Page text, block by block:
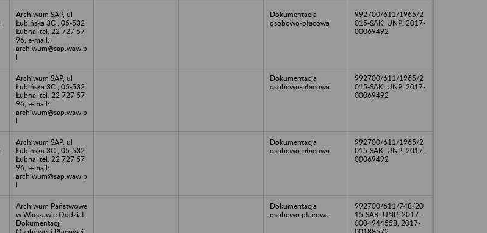
Archiwum SAP, ul
Łubińska 3C , 05-532
Łubna, tel. 22 727 57
96, e-mail:
archiwum@sap.waw.p
l
Dokumentacja
osobowo-płacowa
992700/611/1965/2
015-SAK; UNP: 2017-
00069492
Archiwum SAP, ul
Łubińska 3C , 05-532
Łubna, tel. 22 727 57
96, e-mail:
archiwum@sap.waw.p
l
Dokumentacja
osobowo-płacowa
992700/611/1965/2
015-SAK; UNP: 2017-
00069492
Archiwum SAP, ul
Łubińska 3C , 05-532
Łubna, tel. 22 727 57
96, e-mail:
archiwum@sap.waw.p
l
Dokumentacja
osobowo-płacowa
992700/611/1965/2
015-SAK; UNP: 2017-
00069492
Archiwum Państwowe
w Warszawie Oddział
Dokumentacji
Dokumentacja
osobowo płacowa
992700/611/748/20
15-SAK; UNP: 2017-
0004944558, 2017-